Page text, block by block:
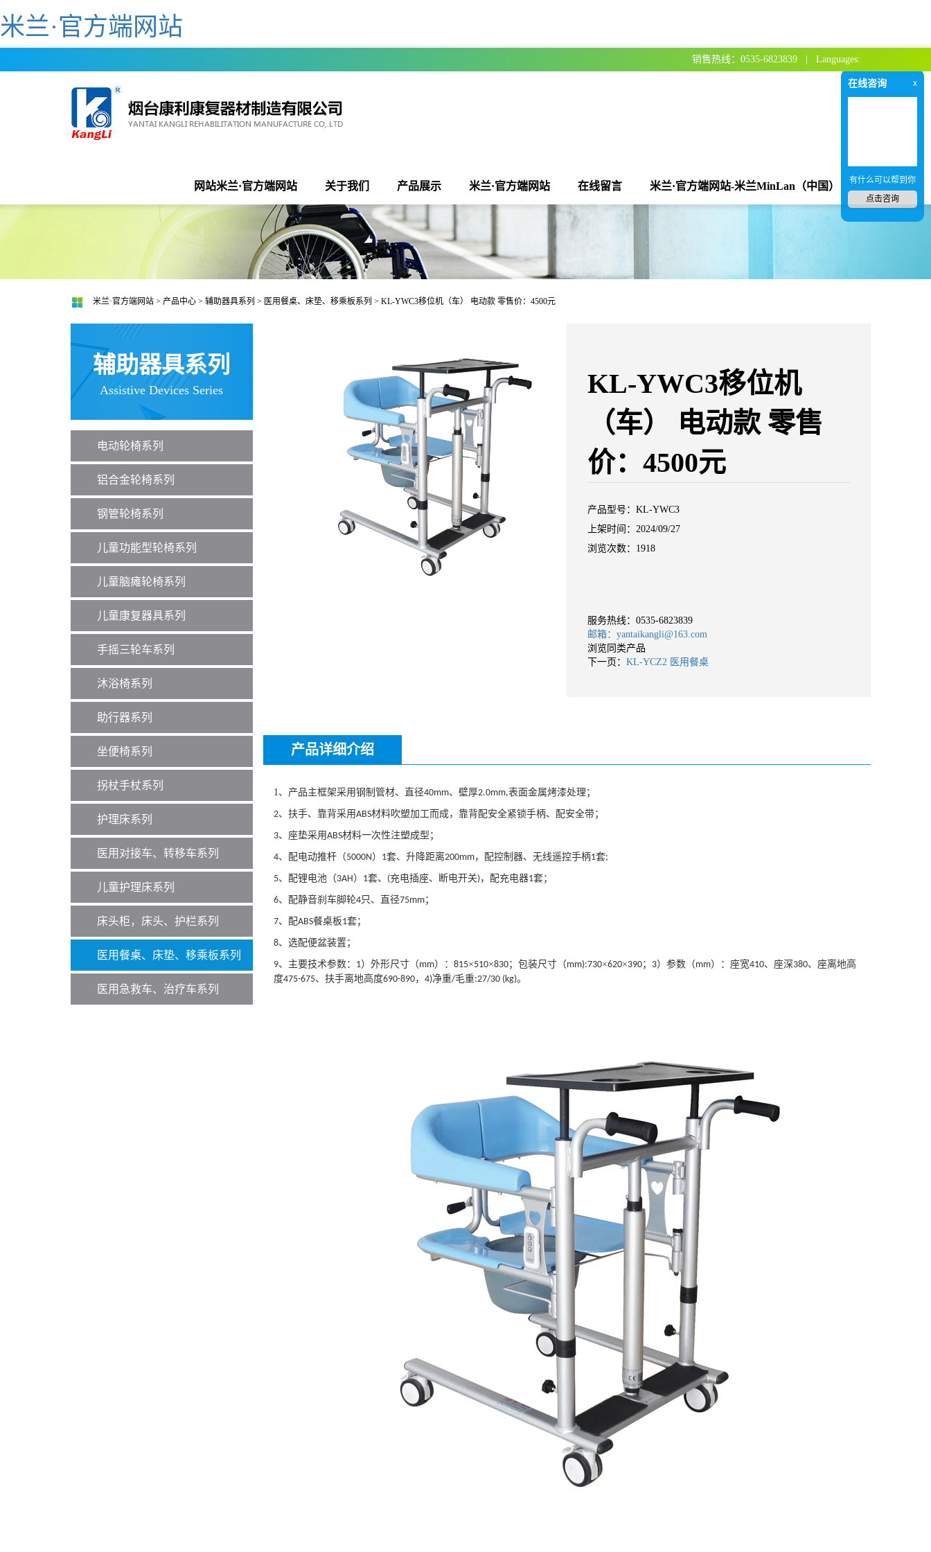
米兰·官方端网站
销售热线：0535-6823839 | Languages:
网站米兰·官方端网站 关于我们 产品展示 米兰·官方端网站 在线留言 米兰·官方端网站-米兰MinLan（中国）
米兰·官方端网站 > 产品中心 > 辅助器具系列 > 医用餐桌、床垫、移乘板系列 > KL-YWC3移位机（车） 电动款 零售价：4500元
辅助器具系列
Assistive Devices Series
电动轮椅系列
铝合金轮椅系列
钢管轮椅系列
儿童功能型轮椅系列
儿童脑瘫轮椅系列
儿童康复器具系列
手摇三轮车系列
沐浴椅系列
助行器系列
坐便椅系列
拐杖手杖系列
护理床系列
医用对接车、转移车系列
儿童护理床系列
床头柜，床头、护栏系列
医用餐桌、床垫、移乘板系列
医用急救车、治疗车系列
KL-YWC3移位机
（车） 电动款 零售
价：4500元
产品型号：KL-YWC3
上架时间：2024/09/27
浏览次数：1918
服务热线：0535-6823839
邮箱：yantaikangli@163.com
浏览同类产品
下一页：KL-YCZ2 医用餐桌
产品详细介绍
1、 产品主框架采用钢制管材、 直径40mm、 壁厚2.0mm,表面金属烤漆处理；
2、扶手、靠背采用ABS材料吹塑加工而成，靠背配安全紧锁手柄、配安全带；
3、 座垫采用ABS材料一次性注塑成型；
4、配电动推杆（5000N ） 1套、升降距离200mm， 配控制器、 无线遥控手柄1套;
5、配锂电池（3AH ） 1套、 (充 电插座、断电开关)，配充电器1套；
6、配静音刹车脚轮4只 、直径75mm；
7、 配ABS餐桌板1套；
8、选配便盆装置；
9、 主要技术参数： 1） 外形尺寸（mm）： 815×510×830；包装尺寸（mm):730×620×390； 3）参数（mm） ：座宽410、座深380、座离地高
度475-675、扶手离地高度690-890， 4)净重/毛重:27/30 (kg)。
在线咨询 x
有什么可以帮到你
点击咨询